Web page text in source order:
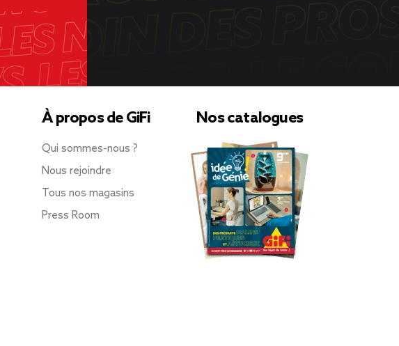
À propos de GiFi
Qui sommes-nous ?
Nous rejoindre
Tous nos magasins
Press Room
Nos catalogues